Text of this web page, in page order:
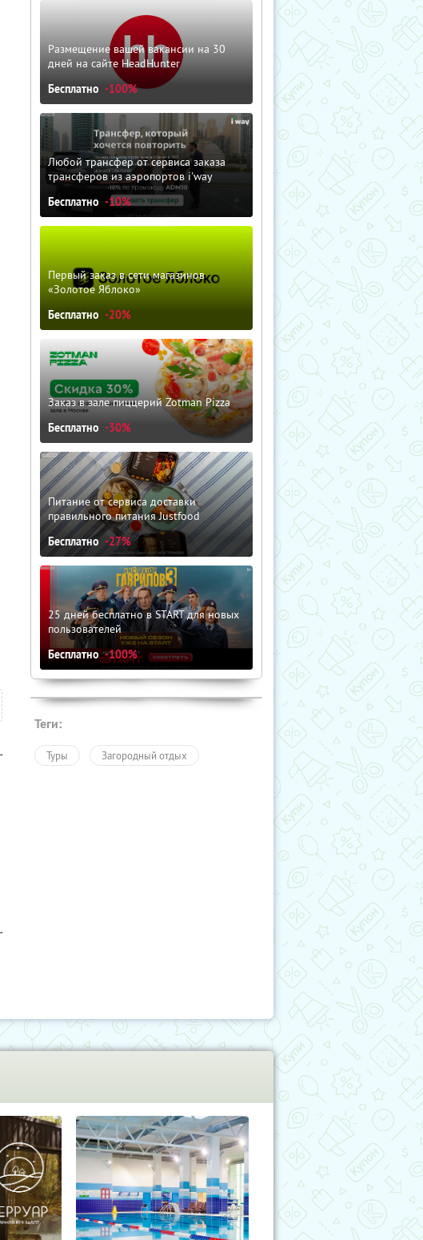
Размещение вашей вакансии на 30
дней на сайте HeadHunter
Бесплатно -100%
Любой трансфер от сервиса заказа
трансферов из аэропортов i'way
Бесплатно -10%
Первый заказ в сети магазинов
«Золотое Яблоко»
Бесплатно -20%
Заказ в зале пиццерий Zotman Pizza
Бесплатно -30%
Питание от сервиса доставки
правильного питания Justfood
Бесплатно -27%
25 дней бесплатно в START для новых
пользователей
Бесплатно -100%
Теги:
Туры Загородный отдых